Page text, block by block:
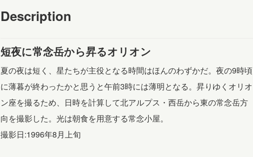
リ
ン
(653)
quantity
Description
短夜に常念岳から昇るオリオン
夏の夜は短く、星たちが主役となる時間はほんのわずかだ。夜の9時頃
に薄暮が終わったかと思うと午前3時には薄明となる。昇りゆくオリオ
ン座を撮るため、日時を計算して北アルプス・西岳から東の常念岳方
向を撮影した。光は朝食を用意する常念小屋。
撮影日:1996年8月上旬